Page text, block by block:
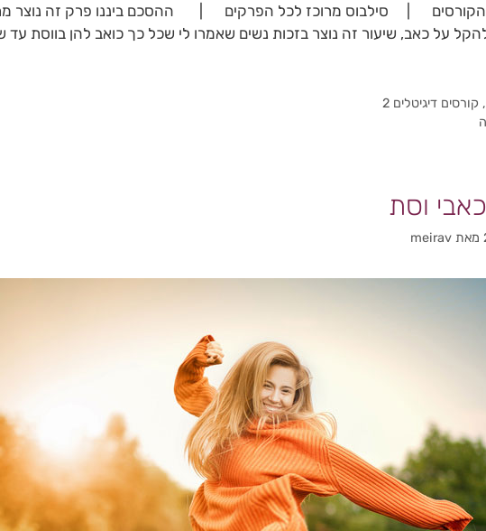
| סילבוס מרוכז לכל הפרקים | ההסכם ביננו פרק זה נוצר
על כאב, שיעור זה נוצר בזכות נשים שאמרו לי שכל כך כואב להן בווסת עד
, קורסים דיגיטלים 2
וסת
מאת meirav